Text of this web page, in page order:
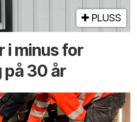
PLUSS
i minus for
30 år